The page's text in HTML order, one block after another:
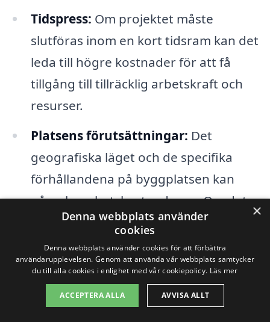
Tidspress: Om projektet måste
slutföras inom en kort tidsram kan det
leda till högre kostnader för att få
tillgång till tillräcklig arbetskraft och
resurser.
Platsens förutsättningar: Det
geografiska läget och de specifika
förhållandena på byggplatsen kan
påverka arbetskostnaderna. Om det
finns svåra markförhållanden eller
speciella krav från kommunen kan det
öka priset för totalentreprenaden.
För att få en tydlig bild av vad en
×
Denna webbplats använder
cookies
Denna webbplats använder cookies för att förbättra
användarupplevelsen. Genom att använda vår webbplats samtycker
du till alla cookies i enlighet med vår cookiepolicy. Läs mer
ACCEPTERA ALLA AVVISA ALLT